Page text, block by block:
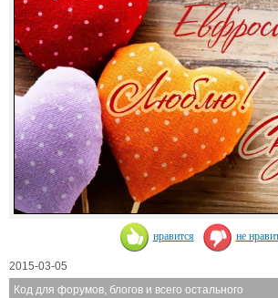
нравится не
2015-03-05
Код для форумов, блогов и всего остального